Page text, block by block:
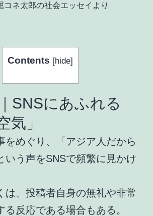
コネ太郎の社会エッセイより
Contents [hide]
SNSにあふれる
気」
をめぐり、「アジア人だから
いう声をSNSで頻繁に見かけ
は、投稿者自身の無礼や非常
る反応である場合もある。